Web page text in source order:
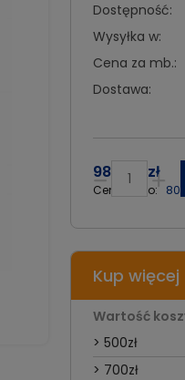
Dostępność:
Wysyłka w:
Cena za mb.:
Dostawa:
985,00 zł
Cena netto:
Kup
Wartość
> 500zł
> 700zł